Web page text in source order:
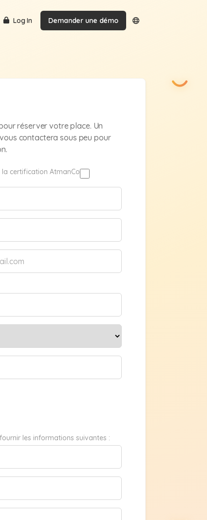
Log In Demander une démo
réserver votre place. Un
contactera sous peu pour
certification AtmanCo
les informations suivantes :